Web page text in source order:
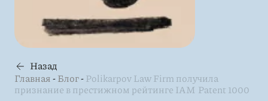
Назад
Главная-Блог- Polikarpov Law Firm получила
признание в престижном рейтинге IAM Patent 1000